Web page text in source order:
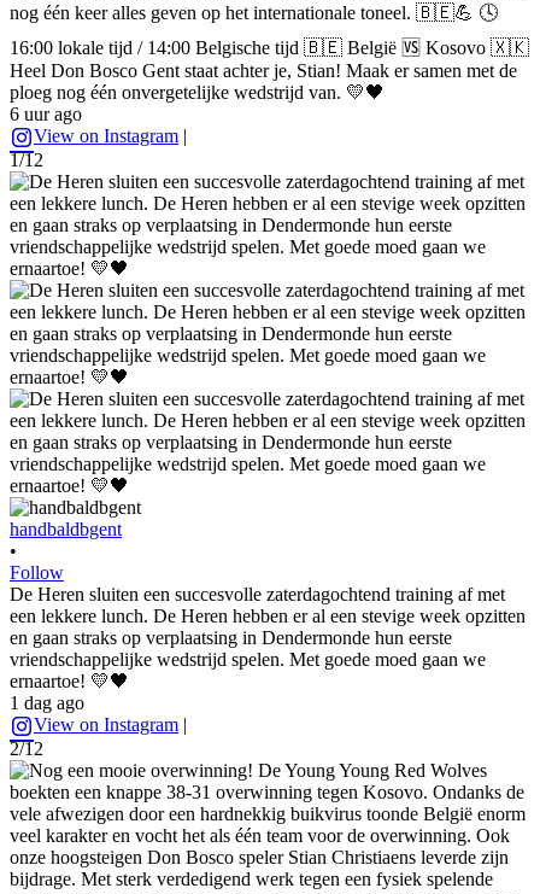
nog één keer alles geven op het internationale toneel. 🇧🇪💪 🕓
16:00 lokale tijd / 14:00 Belgische tijd 🇧🇪 België 🆚 Kosovo 🇽🇰
Heel Don Bosco Gent staat achter je, Stian! Maak er samen met de
ploeg nog één onvergetelijke wedstrijd van. 💛🖤
6 uur ago
View on Instagram |
1/12
handbaldbgent
•
Follow
De Heren sluiten een succesvolle zaterdagochtend training af met
een lekkere lunch. De Heren hebben er al een stevige week opzitten
en gaan straks op verplaatsing in Dendermonde hun eerste
vriendschappelijke wedstrijd spelen. Met goede moed gaan we
ernaartoe! 💛🖤
1 dag ago
View on Instagram |
2/12